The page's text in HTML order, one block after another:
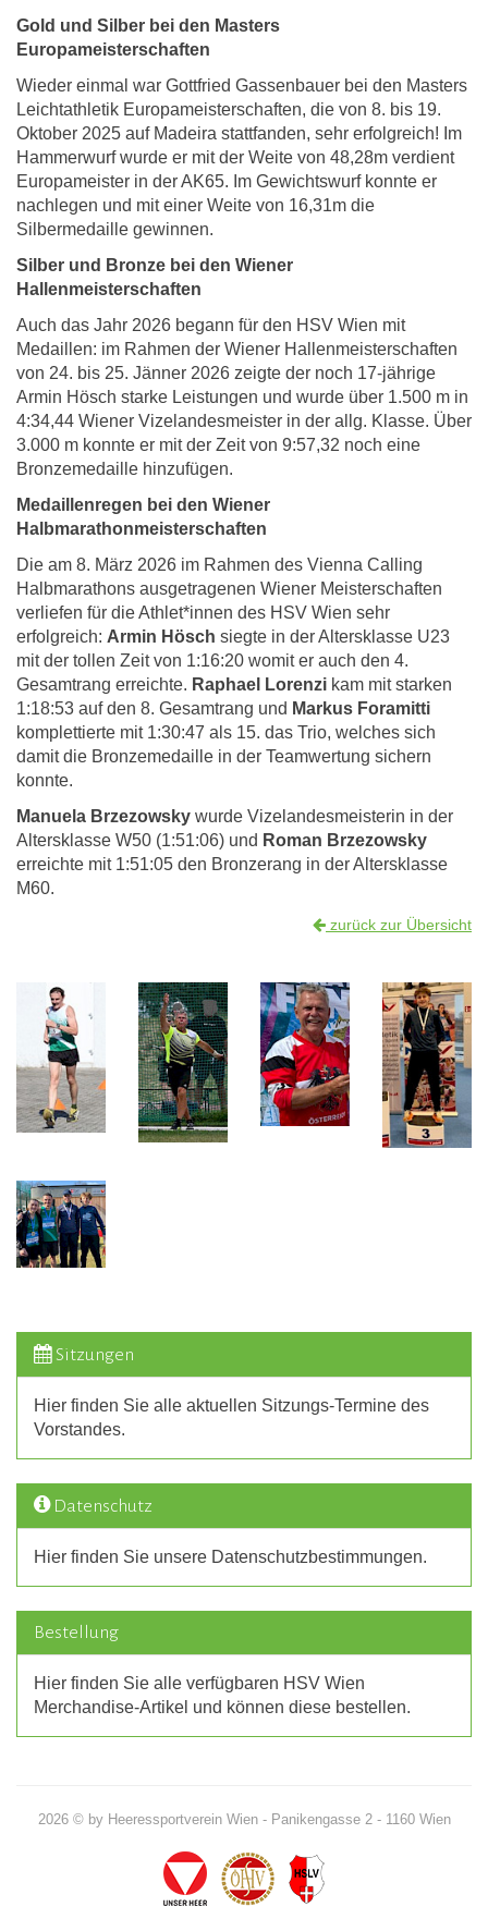
Gold und Silber bei den Masters
Europameisterschaften
Wieder einmal war Gottfried Gassenbauer bei den Masters
Leichtathletik Europameisterschaften, die von 8. bis 19.
Oktober 2025 auf Madeira stattfanden, sehr erfolgreich! Im
Hammerwurf wurde er mit der Weite von 48,28m verdient
Europameister in der AK65. Im Gewichtswurf konnte er
nachlegen und mit einer Weite von 16,31m die
Silbermedaille gewinnen.
Silber und Bronze bei den Wiener
Hallenmeisterschaften
Auch das Jahr 2026 begann für den HSV Wien mit
Medaillen: im Rahmen der Wiener Hallenmeisterschaften
von 24. bis 25. Jänner 2026 zeigte der noch 17-jährige
Armin Hösch starke Leistungen und wurde über 1.500 m in
4:34,44 Wiener Vizelandesmeister in der allg. Klasse. Über
3.000 m konnte er mit der Zeit von 9:57,32 noch eine
Bronzemedaille hinzufügen.
Medaillenregen bei den Wiener
Halbmarathonmeisterschaften
Die am 8. März 2026 im Rahmen des Vienna Calling
Halbmarathons ausgetragenen Wiener Meisterschaften
verliefen für die Athlet*innen des HSV Wien sehr
erfolgreich: Armin Hösch siegte in der Altersklasse U23
mit der tollen Zeit von 1:16:20 womit er auch den 4.
Gesamtrang erreichte. Raphael Lorenzi kam mit starken
1:18:53 auf den 8. Gesamtrang und Markus Foramitti
komplettierte mit 1:30:47 als 15. das Trio, welches sich
damit die Bronzemedaille in der Teamwertung sichern
konnte.
Manuela Brzezowsky wurde Vizelandesmeisterin in der
Altersklasse W50 (1:51:06) und Roman Brzezowsky
erreichte mit 1:51:05 den Bronzerang in der Altersklasse
M60.
zurück zur Übersicht
Sitzungen
Hier finden Sie alle aktuellen Sitzungs-Termine des
Vorstandes.
Datenschutz
Hier finden Sie unsere Datenschutzbestimmungen.
Bestellung
Hier finden Sie alle verfügbaren HSV Wien
Merchandise-Artikel und können diese bestellen.
2026 © by Heeressportverein Wien - Panikengasse 2 - 1160 Wien